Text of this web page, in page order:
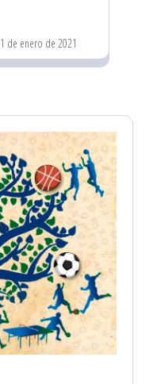
1 de enero de 2021